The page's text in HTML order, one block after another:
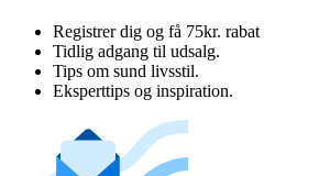
Registrer dig og få 75kr. rabat
Tidlig adgang til udsalg.
Tips om sund livsstil.
Eksperttips og inspiration.